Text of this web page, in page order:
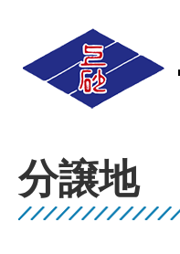
分譲地